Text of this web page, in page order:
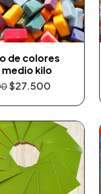
de colores
kilo
$27.500